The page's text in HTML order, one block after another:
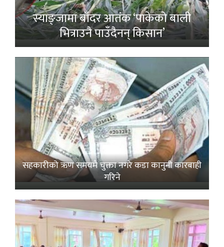
स्याङ्जामा बाँदर आतंक ‘पाकेको बाली
भित्राउनै पाउँदैनन् किसान’
सहकारीको ऋण समयमै चुक्ता नगरे कडा कानुनी कारबाही
गरिने